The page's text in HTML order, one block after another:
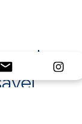
equipe